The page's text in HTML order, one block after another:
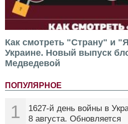
Как смотреть "Страну" и
Украине. Новый выпуск
Медведевой
ПОПУЛЯРНОЕ
1
1627-й день войны в
8 августа. Обновляется